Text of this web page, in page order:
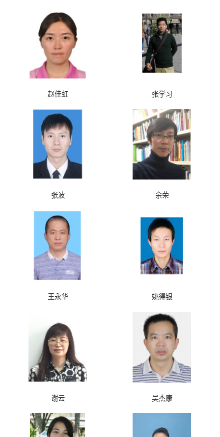
赵佳虹 张学习
张波 余荣
王永华 姚得银
谢云 吴杰康